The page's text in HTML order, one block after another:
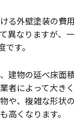
る外壁塗装の費
異なりますが、
す。
建物の延べ床面
者によって大き
や、複雑な形状
高くなります。